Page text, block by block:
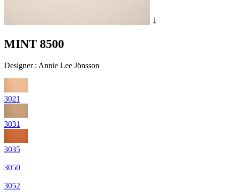
MINT 8500
Designer : Annie Lee Jönsson
3021
3031
3035
3050
3052